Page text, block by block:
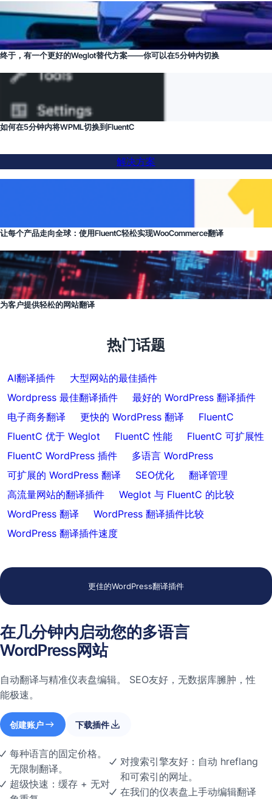
终于，有一个更好的Weglot替代方案——你可以在5分钟内切换
如何在5分钟内将WPML切换到FluentC
解决方案
让每个产品走向全球：使用FluentC轻松实现WooCommerce翻译
为客户提供轻松的网站翻译
热门话题
AI翻译插件
大型网站的最佳插件
Wordpress 最佳翻译插件
最好的 WordPress 翻译插件
电子商务翻译
更快的 WordPress 翻译
FluentC
FluentC 优于 Weglot
FluentC 性能
FluentC 可扩展性
FluentC WordPress 插件
多语言 WordPress
可扩展的 WordPress 翻译
SEO优化
翻译管理
高流量网站的翻译插件
Weglot 与 FluentC 的比较
WordPress 翻译
WordPress 翻译插件比较
WordPress 翻译插件速度
更佳的WordPress翻译插件
在几分钟内启动您的多语言
WordPress网站
自动翻译与精准仪表盘编辑。 SEO友好，无数据库臃肿，性
能极速。
创建账户 下载插件
每种语言的固定价格。
无限制翻译。
超级快速：缓存 + 无对
对搜索引擎友好：自动 hreflang
和可索引的网址。
在我们的仪表盘上手动编辑翻译